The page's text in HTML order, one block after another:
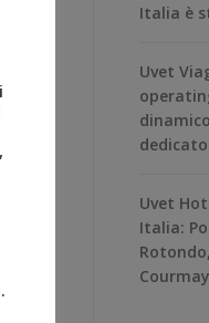
Italia è
Uvet
Uvet
Italia:
,